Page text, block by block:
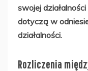
swojej
dotyczą w
działalności.
Rozliczenia